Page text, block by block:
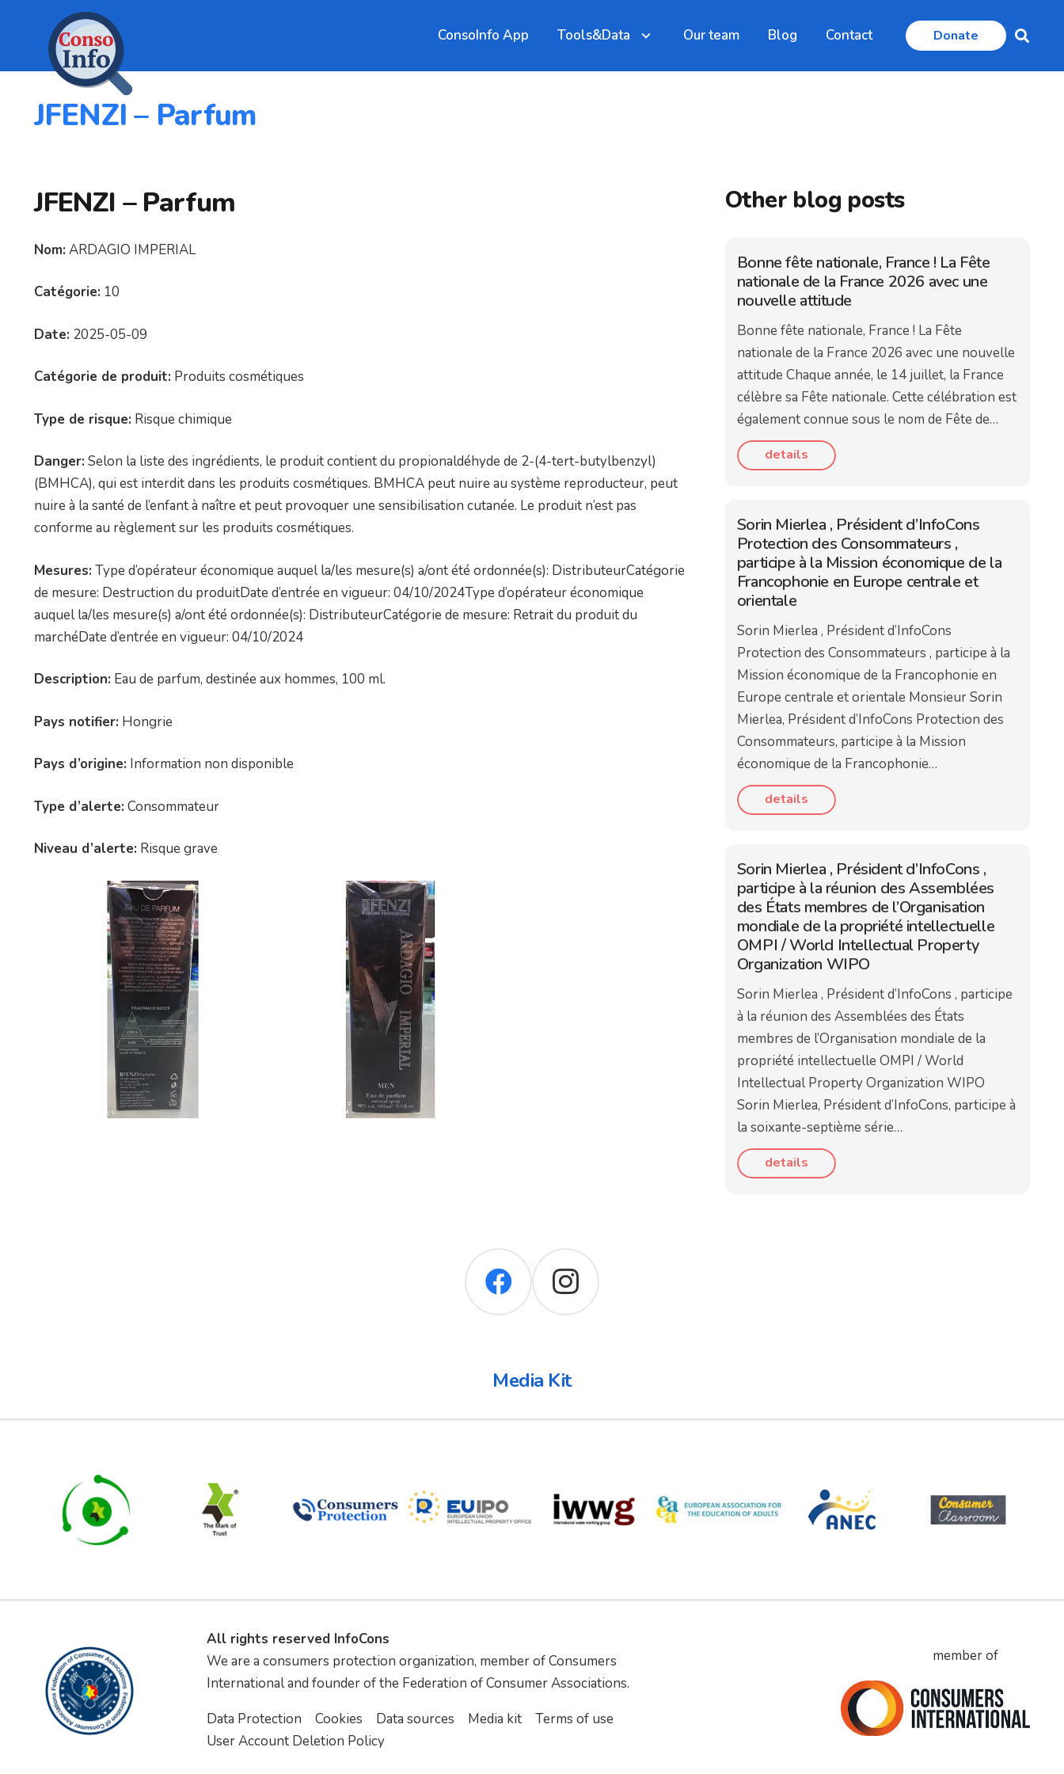
ConsoInfo App Tools&Data Our team Blog Contact Donate
JFENZI – Parfum
JFENZI – Parfum
Nom: ARDAGIO IMPERIAL
Catégorie: 10
Date: 2025-05-09
Catégorie de produit: Produits cosmétiques
Type de risque: Risque chimique
Danger: Selon la liste des ingrédients, le produit contient du propionaldéhyde de 2-(4-tert-butylbenzyl)
(BMHCA), qui est interdit dans les produits cosmétiques. BMHCA peut nuire au système reproducteur, peut
nuire à la santé de l’enfant à naître et peut provoquer une sensibilisation cutanée. Le produit n’est pas
conforme au règlement sur les produits cosmétiques.
Mesures: Type d’opérateur économique auquel la/les mesure(s) a/ont été ordonnée(s): DistributeurCatégorie
de mesure: Destruction du produitDate d’entrée en vigueur: 04/10/2024Type d’opérateur économique
auquel la/les mesure(s) a/ont été ordonnée(s): DistributeurCatégorie de mesure: Retrait du produit du
marchéDate d’entrée en vigueur: 04/10/2024
Description: Eau de parfum, destinée aux hommes, 100 ml.
Pays notifier: Hongrie
Pays d’origine: Information non disponible
Type d’alerte: Consommateur
Niveau d’alerte: Risque grave
Other blog posts
Bonne fête nationale, France ! La Fête
nationale de la France 2026 avec une
nouvelle attitude
Bonne fête nationale, France ! La Fête
nationale de la France 2026 avec une nouvelle
attitude Chaque année, le 14 juillet, la France
célèbre sa Fête nationale. Cette célébration est
également connue sous le nom de Fête de…
details
Sorin Mierlea , Président d’InfoCons
Protection des Consommateurs ,
participe à la Mission économique de la
Francophonie en Europe centrale et
orientale
Sorin Mierlea , Président d’InfoCons
Protection des Consommateurs , participe à la
Mission économique de la Francophonie en
Europe centrale et orientale Monsieur Sorin
Mierlea, Président d’InfoCons Protection des
Consommateurs, participe à la Mission
économique de la Francophonie…
details
Sorin Mierlea , Président d’InfoCons ,
participe à la réunion des Assemblées
des États membres de l’Organisation
mondiale de la propriété intellectuelle
OMPI / World Intellectual Property
Organization WIPO
Sorin Mierlea , Président d’InfoCons , participe
à la réunion des Assemblées des États
membres de l’Organisation mondiale de la
propriété intellectuelle OMPI / World
Intellectual Property Organization WIPO
Sorin Mierlea, Président d’InfoCons, participe à
la soixante-septième série…
details
Media Kit
All rights reserved InfoCons
We are a consumers protection organization, member of Consumers
International and founder of the Federation of Consumer Associations.
Data Protection
Cookies Data sources Media kit
Terms of use
User Account Deletion Policy
member of